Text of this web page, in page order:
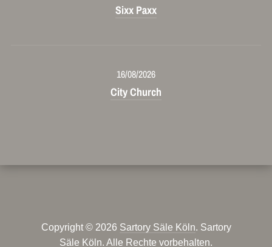
Sixx Paxx
16/08/2026
City Church
Copyright © 2026 Sartory Säle Köln. Sartory
Säle Köln. Alle Rechte vorbehalten.